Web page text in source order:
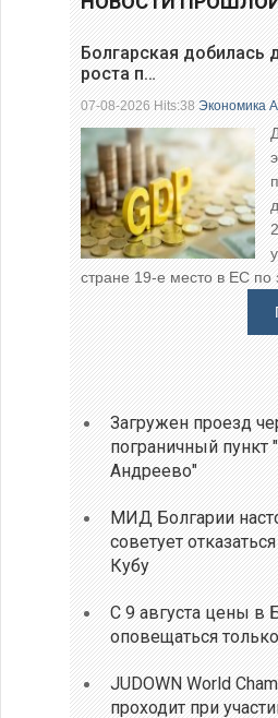
Болгарская добилась
роста п…
07-08-2026 Hits:38Экономика
стране 19-е место в ЕС
Загружен проезд
пограничный пункт
Андреево"
МИД Болгарии
советует
Кубу
С 9 августа цены в
оповещаться
JUDOWN World
проходит при